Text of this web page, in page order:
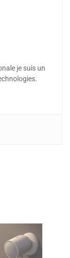
je suis un